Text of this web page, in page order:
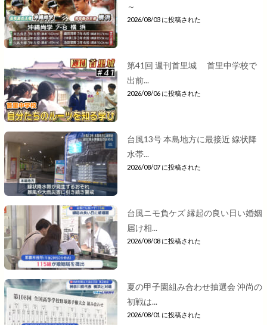
～
2026/08/03 に投稿された
第41回 週刊首里城 首里中学校で
出前...
2026/08/06 に投稿された
台風13号 本島地方に最接近 線状降
水帯...
2026/08/07 に投稿された
台風ニモ負ケズ 縁起の良い日い婚姻
届け相...
2026/08/08 に投稿された
夏の甲子園組み合わせ抽選会 沖尚の
初戦は...
2026/08/01 に投稿された